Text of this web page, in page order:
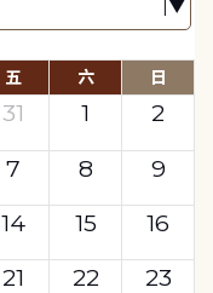
五 六 日
31 1
2
7 8
9
14 15
16
21 22
23